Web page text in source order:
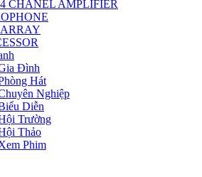
CHANEL AMPLIFIER
Đình
Hát
Nghiệp
Diễn
Trường
Thảo
Phim